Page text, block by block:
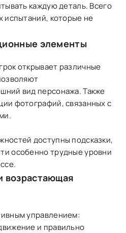
каждую деталь. Всего
испытаний, которые не
элементы
открывает различные
вид персонажа. Также
фотографий, связанных с
доступны подсказки,
особенно трудные уровни
возрастающая
управлением:
и правильно